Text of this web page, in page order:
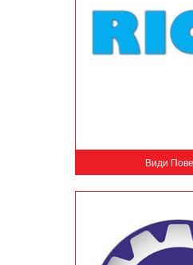
Види